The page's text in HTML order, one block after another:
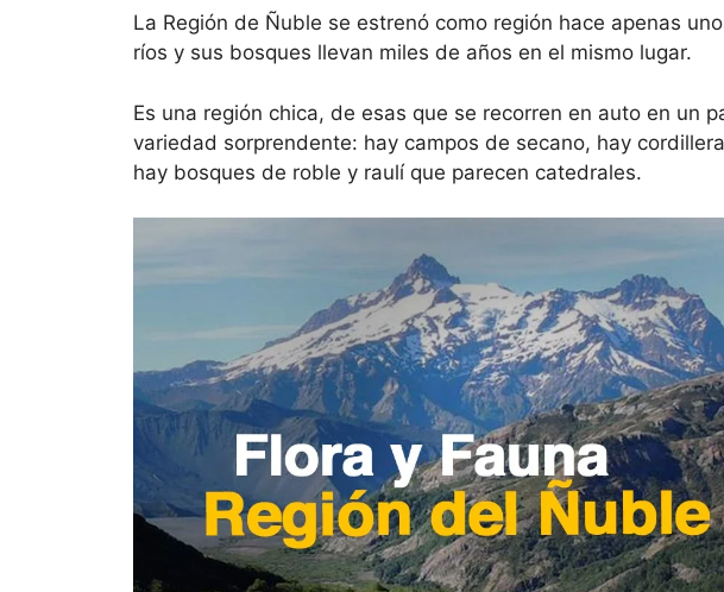
La Región de Ñuble se estrenó como región hace apenas
ríos y sus bosques llevan miles de años en el mismo lugar.
Es una región chica, de esas que se recorren en auto en un
variedad sorprendente: hay campos de secano, hay
hay bosques de roble y raulí que parecen catedrales.